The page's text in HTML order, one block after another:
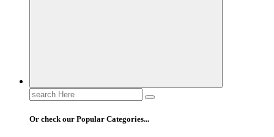
Search
for:
Or check our Popular Categories...